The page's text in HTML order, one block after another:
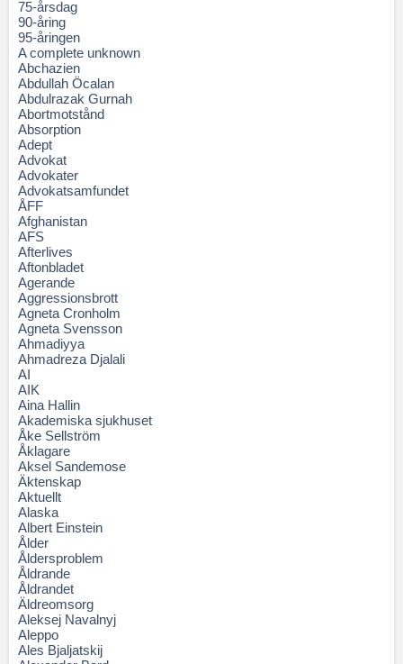
75-årsdag
90-åring
95-åringen
A complete unknown
Abchazien
Abdullah Öcalan
Abdulrazak Gurnah
Abortmotstånd
Absorption
Adept
Advokat
Advokater
Advokatsamfundet
ÅFF
Afghanistan
AFS
Afterlives
Aftonbladet
Agerande
Aggressionsbrott
Agneta Cronholm
Agneta Svensson
Ahmadiyya
Ahmadreza Djalali
AI
AIK
Aina Hallin
Akademiska sjukhuset
Åke Sellström
Åklagare
Aksel Sandemose
Äktenskap
Aktuellt
Alaska
Albert Einstein
Ålder
Åldersproblem
Åldrande
Åldrandet
Äldreomsorg
Aleksej Navalnyj
Aleppo
Ales Bjaljatskij